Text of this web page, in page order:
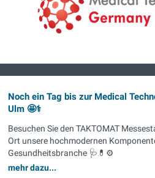
Noch ein Tag bis zur Medical
Ulm 🤩⚕️
Besuchen Sie den TAKTOMAT
Ort unsere hochmodernen
Gesundheitsbranche 🩺💊⚙️
mehr dazu...